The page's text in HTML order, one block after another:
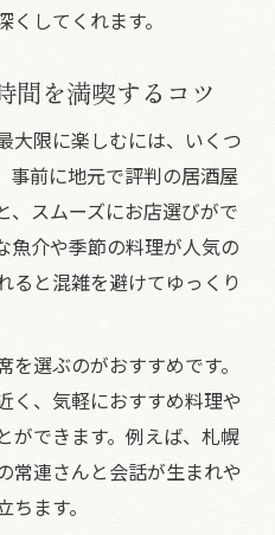
してくれます。
間を満喫するコツ
大限に楽しむには、いくつ
事前に地元で評判の居酒屋
、スムーズにお店選びがで
魚介や季節の料理が人気の
ると混雑を避けてゆっくり
選ぶのがおすすめです。
く、気軽におすすめ料理や
ができます。例えば、札幌
常連さんと会話が生まれや
ます。